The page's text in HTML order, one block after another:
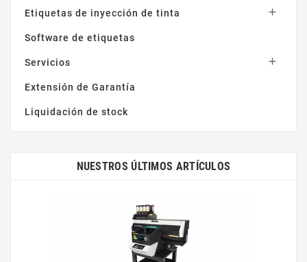
Etiquetas de inyección de tinta 
Software de etiquetas
Servicios 
Extensión de Garantía
Liquidación de stock
NUESTROS ÚLTIMOS ARTÍCULOS